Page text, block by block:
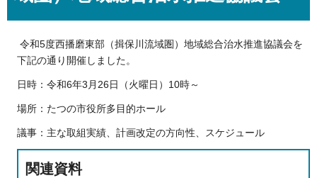
令和5度西播磨東部（揖保川流域圏）地域総合治水推進協議会を
下記の通り開催しました。
日時：令和6年3月26日（火曜日）10時～
場所：たつの市役所多目的ホール
議事：主な取組実績、計画改定の方向性、スケジュール
関連資料